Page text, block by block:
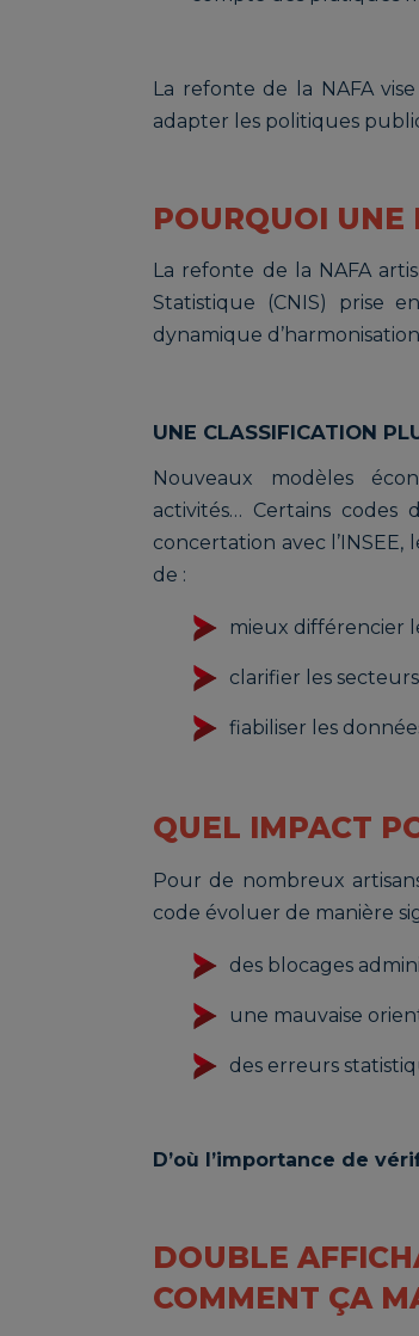
La refonte de la NAFA
adapter les politiques
POURQUOI UNE
La refonte de la NAFA
Statistique (CNIS) prise
dynamique
UNE CLASSIFICATION
Nouveaux modèles
activités… Certains
concertation avec
de :
mieux différencier
clarifier les
fiabiliser les
QUEL IMPACT
Pour de nombreux
code évoluer de manière
des blocages
une mauvaise
des erreurs
D’où l’importance de
DOUBLE
COMMENT ÇA